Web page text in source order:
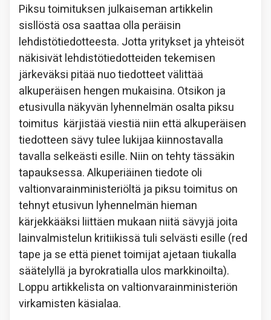
Piksu toimituksen julkaiseman artikkelin
sisllöstä osa saattaa olla peräisin
lehdistötiedotteesta. Jotta yritykset ja yhteisöt
näkisivät lehdistötiedotteiden tekemisen
järkeväksi pitää nuo tiedotteet välittää
alkuperäisen hengen mukaisina. Otsikon ja
etusivulla näkyvän lyhennelmän osalta piksu
toimitus kärjistää viestiä niin että alkuperäisen
tiedotteen sävy tulee lukijaa kiinnostavalla
tavalla selkeästi esille. Niin on tehty tässäkin
tapauksessa. Alkuperiäinen tiedote oli
valtionvarainministeriöltä ja piksu toimitus on
tehnyt etusivun lyhennelmän hieman
kärjekkääksi liittäen mukaan niitä sävyjä joita
lainvalmistelun kritiikissä tuli selvästi esille (red
tape ja se että pienet toimijat ajetaan tiukalla
säätelyllä ja byrokratialla ulos markkinoilta).
Loppu artikkelista on valtionvarainministeriön
virkamisten käsialaa.